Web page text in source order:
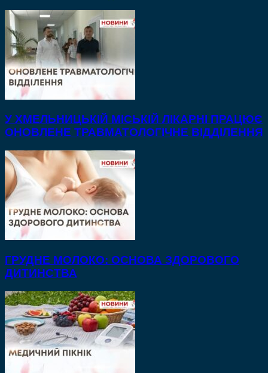
У ХМЕЛЬНИЦЬКІЙ МІСЬКІЙ ЛІКАРНІ ПРАЦЮЄ
ОНОВЛЕНЕ ТРАВМАТОЛОГІЧНЕ ВІДДІЛЕННЯ
ГРУДНЕ МОЛОКО: ОСНОВА ЗДОРОВОГО
ДИТИНСТВА